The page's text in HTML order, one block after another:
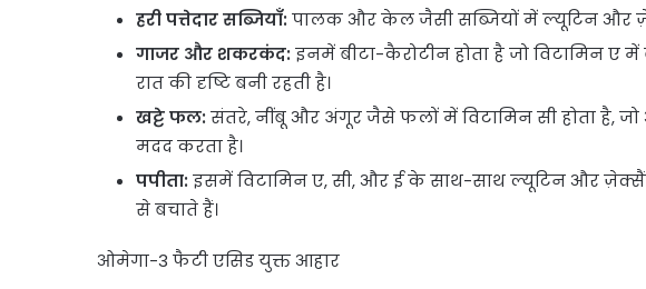
हरी पत्तेदार सब्जियाँ: पालक और केल जैसी सब्जियों में ल्यूटिन और
गाजर और शकरकंद: इनमें बीटा-कैरोटीन होता है जो विटामिन ए
रात की दृष्टि बनी रहती है।
खट्टे फल: संतरे, नींबू और अंगूर जैसे फलों में विटामिन सी होता है,
मदद करता है।
पपीता: इसमें विटामिन ए, सी, और ई के साथ-साथ ल्यूटिन और
से बचाते हैं।
ओमेगा-3 फैटी एसिड युक्त आहार